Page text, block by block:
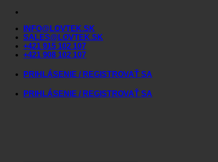
Skip
contentINFO@LOVTEK.SK
SALES@LOVTEK.SK
+421 915 102 107
+421 908 102 107
PRIHLÁSENIE / REGISTROVAŤ SA
PRIHLÁSENIE / REGISTROVAŤ SA